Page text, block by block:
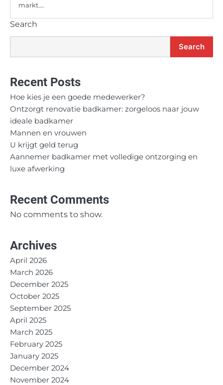
markt.…
Search
Search
Recent Posts
Hoe kies je een goede medewerker?
Ontzorgt renovatie badkamer: zorgeloos naar jouw
ideale badkamer
Mannen en vrouwen
U krijgt geld terug
Aannemer badkamer met volledige ontzorging en
luxe afwerking
Recent Comments
No comments to show.
Archives
April 2026
March 2026
December 2025
October 2025
September 2025
April 2025
March 2025
February 2025
January 2025
December 2024
November 2024